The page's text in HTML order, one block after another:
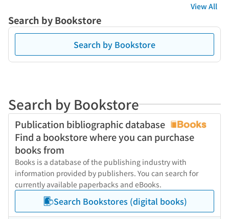
View All
Search by Bookstore
Search by Bookstore
Search by Bookstore
Publication bibliographic database
Find a bookstore where you can purchase
books from
Books is a database of the publishing industry with
information provided by publishers. You can search for
currently available paperbacks and eBooks.
Search Bookstores (digital books)